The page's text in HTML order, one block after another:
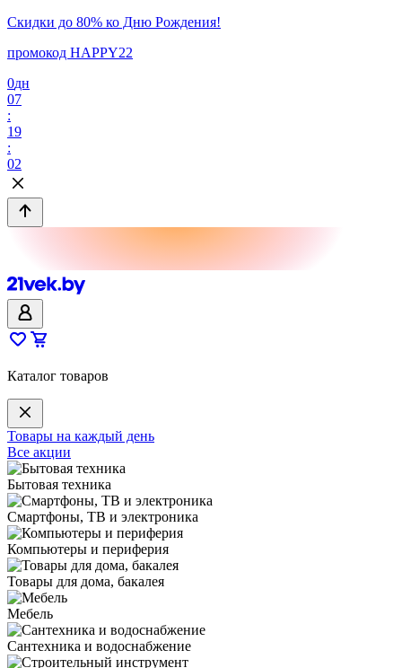
Скидки до 80% ко Дню Рождения!
промокод HAPPY22
0дн
07
:
19
:
02
Каталог товаров
Товары на каждый день
Все акции
Бытовая техника
Смартфоны, ТВ и электроника
Компьютеры и периферия
Товары для дома, бакалея
Мебель
Сантехника и водоснабжение